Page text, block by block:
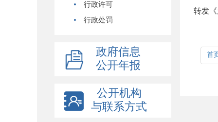
行政许可
行政处罚
政府信息
公开年报
公开机构
与联系方式
首